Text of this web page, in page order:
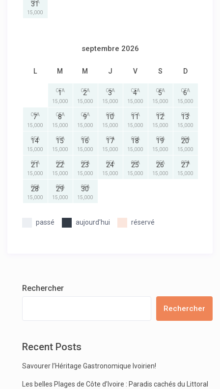
31
CFA
15,000
septembre 2026
L M M J V S D
1
CFA
15,000
2
CFA
15,000
3
CFA
15,000
4
CFA
15,000
5
CFA
15,000
6
CFA
15,000
7
CFA
15,000
8
CFA
15,000
9
CFA
15,000
10
CFA
15,000
11
CFA
15,000
12
CFA
15,000
13
CFA
15,000
14
CFA
15,000
15
CFA
15,000
16
CFA
15,000
17
CFA
15,000
18
CFA
15,000
19
CFA
15,000
20
CFA
15,000
21
CFA
15,000
22
CFA
15,000
23
CFA
15,000
24
CFA
15,000
25
CFA
15,000
26
CFA
15,000
27
CFA
15,000
28
CFA
15,000
29
CFA
15,000
30
CFA
15,000
passé aujourd'hui réservé
Rechercher
Rechercher
Recent Posts
Savourer l’Héritage Gastronomique Ivoirien!
Les belles Plages de Côte d’Ivoire : Paradis cachés du Littoral